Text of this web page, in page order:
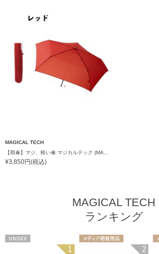
MAGICAL TECH
¥3,850円(税込)
MAGICAL TECH
ランキング
1 2